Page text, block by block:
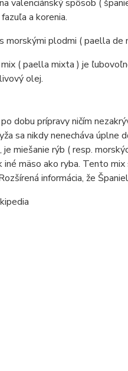
valenciánský spôsob (
a korenia.
morskými plodmi ( paella de
( paella mixta ) je
olej.
dobu prípravy ničím
sa nikdy nenecháva úplne
je miešanie rýb ( resp.
mäso ako ryba. Tento mix
informácia, že